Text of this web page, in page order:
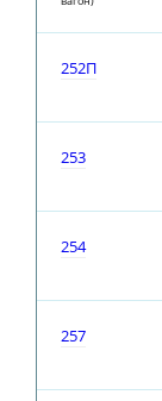
252П
253
254
257